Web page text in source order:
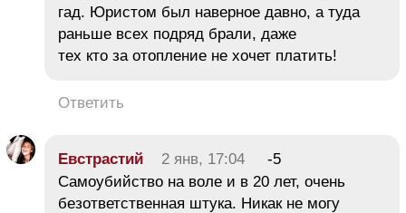
гад. Юристом был наверное давно, а туда
раньше всех подряд брали, даже
тех кто за отопление не хочет платить!
Ответить
Евстрастий 2 янв, 17:04
-5
Самоубийство на воле и в 20 лет, очень
безответственная штука. Никак не могу